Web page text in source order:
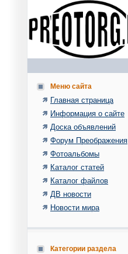
Меню сайта
Главная страница
Информация о сайте
Доска объявлений
Форум Преображения
Фотоальбомы
Каталог статей
Каталог файлов
ДВ новости
Новости мира
Категории раздела